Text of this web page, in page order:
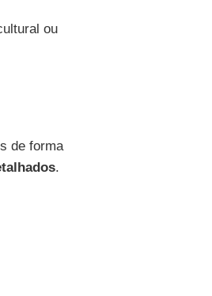
ou
de forma
.